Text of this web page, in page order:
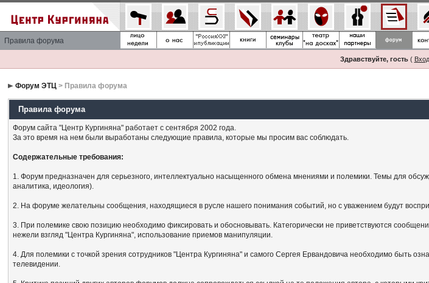
Правила форума
Здравствуйте, гость( Вход
Форум ЭТЦ > Правила форума
Правила форума
Форум сайта "Центр Кургиняна" работает с сентября 2002 года.
За это время на нем были выработаны следующие правила, которые мы просим вас соблюдать.
Содержательные требования:
1. Форум предназначен для серьезного, интеллектуально насыщенного обмена мнениями и полемики. Темы для
аналитика, идеология).
2. На форуме желательны сообщения, находящиеся в русле нашего понимания событий, но с уважением будут
3. При полемике свою позицию необходимо фиксировать и обосновывать. Категорически не приветствуются
нежели взгляд "Центра Кургиняна", использование приемов манипуляции.
4. Для полемики с точкой зрения сотрудников "Центра Кургиняна" и самого Сергея Ервандовича необходимо быть
телевидении.